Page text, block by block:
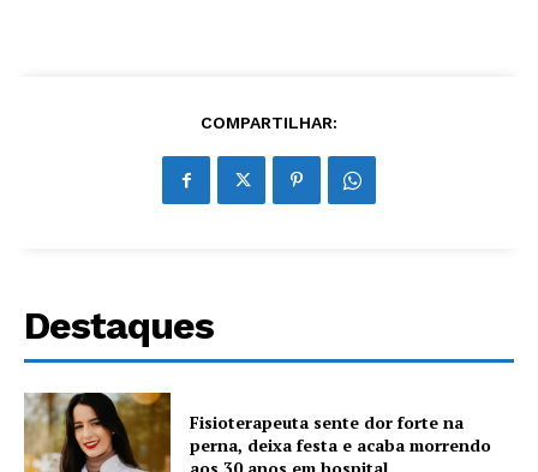
COMPARTILHAR:
Destaques
Fisioterapeuta sente dor forte na
perna, deixa festa e acaba morrendo
aos 30 anos em hospital